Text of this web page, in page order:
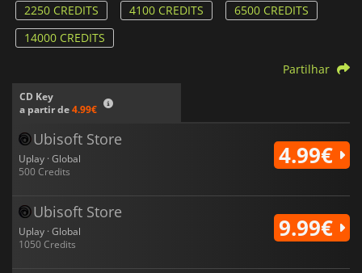
2250 CREDITS
4100 CREDITS
6500 CREDITS
14000 CREDITS
CD Key
a partir de4.99€
Partilhar
Ubisoft Store
Uplay · Global
500 Credits
4.99€
Ubisoft Store
Uplay · Global
1050 Credits
9.99€